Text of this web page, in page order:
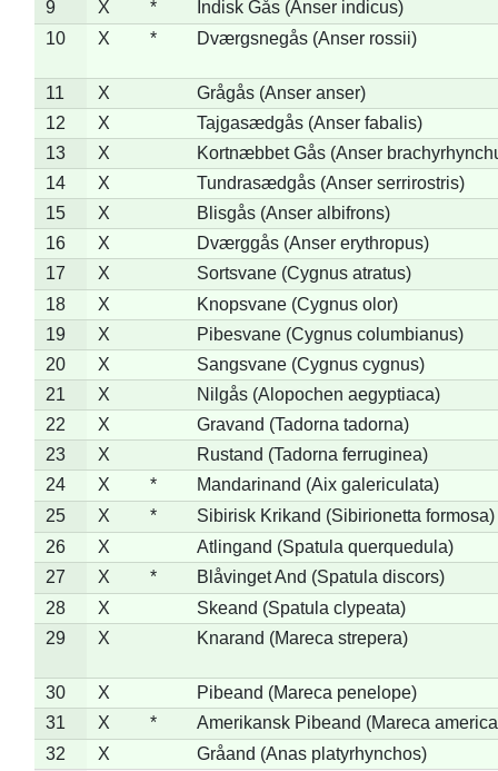
9
X *
Indisk Gås (Anser indicus)
10
X * Dværgsnegås (Anser rossii)
11 X
Grågås (Anser anser)
12
X
Tajgasædgås (Anser fabalis)
13
X
Kortnæbbet Gås (Anser
14
X
Tundrasædgås (Anser serrirostris)
15
X
Blisgås (Anser albifrons)
16
X
Dværggås (Anser erythropus)
17
X
Sortsvane (Cygnus atratus)
18
X
Knopsvane (Cygnus olor)
19
X
Pibesvane (Cygnus columbianus)
20
X
Sangsvane (Cygnus cygnus)
21
X
Nilgås (Alopochen aegyptiaca)
22
X
Gravand (Tadorna tadorna)
23
X
Rustand (Tadorna ferruginea)
24
X *
Mandarinand (Aix galericulata)
25
X *
Sibirisk Krikand (Sibirionetta formosa)
26
X
Atlingand (Spatula querquedula)
27
X *
Blåvinget And (Spatula discors)
28
X
Skeand (Spatula clypeata)
29
X Knarand (Mareca strepera)
30 X
Pibeand (Mareca penelope)
31
X *
Amerikansk Pibeand (Mareca
32
X
Gråand (Anas platyrhynchos)